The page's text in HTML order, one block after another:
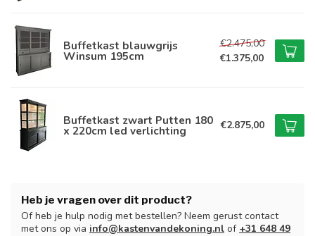
Buffetkast blauwgrijs
Winsum 195cm
€2.475,00
€1.375,00
Buffetkast zwart Putten 180
x 220cm led verlichting €2.875,00
Heb je vragen over dit product?
Of heb je hulp nodig met bestellen? Neem gerust contact
met ons op via info@kastenvandekoning.nl of +31 648 49